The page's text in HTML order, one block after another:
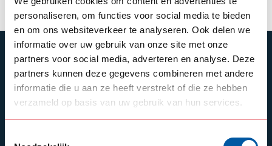
personaliseren, om functies voor social media te bieden
en om ons websiteverkeer te analyseren. Ook delen we
informatie over uw gebruik van onze site met onze
partners voor social media, adverteren en analyse. Deze
partners kunnen deze gegevens combineren met andere
informatie die u aan ze heeft verstrekt of die ze hebben
verzameld op basis van uw gebruik van hun services.
SUBSCRIBE TO OUR NEWSLETTER
Stay up to date with our latest offers